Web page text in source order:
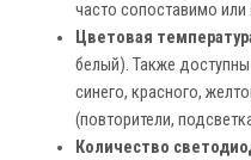
часто сопоставимо
Цветовая
белый). Также доступны
синего, красного,
(повторители,
Количество